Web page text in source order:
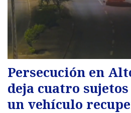
Persecución en
deja cuatro
un vehículo